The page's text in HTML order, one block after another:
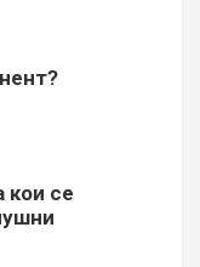
кои се